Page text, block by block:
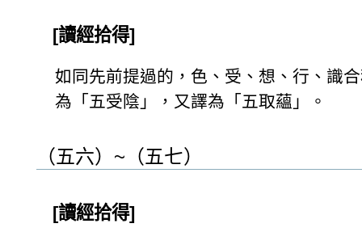
[讀經拾得]
如同先前提過的，色、受、想、行、識
為「五受陰」，又譯為「五取蘊」。
（五六）~（五七）
[讀經拾得]